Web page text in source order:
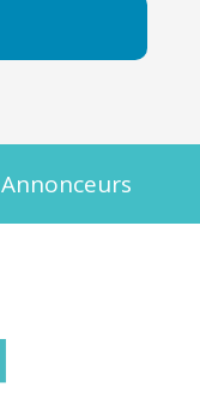
Annonceurs